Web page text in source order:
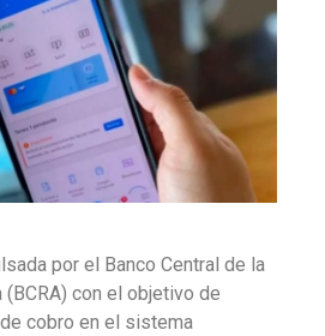
por el Banco Central de la
(BCRA) con el objetivo de
cobro en el sistema